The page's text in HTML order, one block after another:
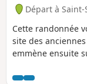
Départ à
Cette randonnée
site des
emmène ensuite
naissance, et